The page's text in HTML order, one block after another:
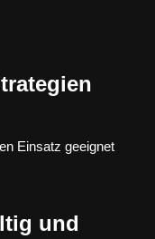
Einsatz geeignet
und